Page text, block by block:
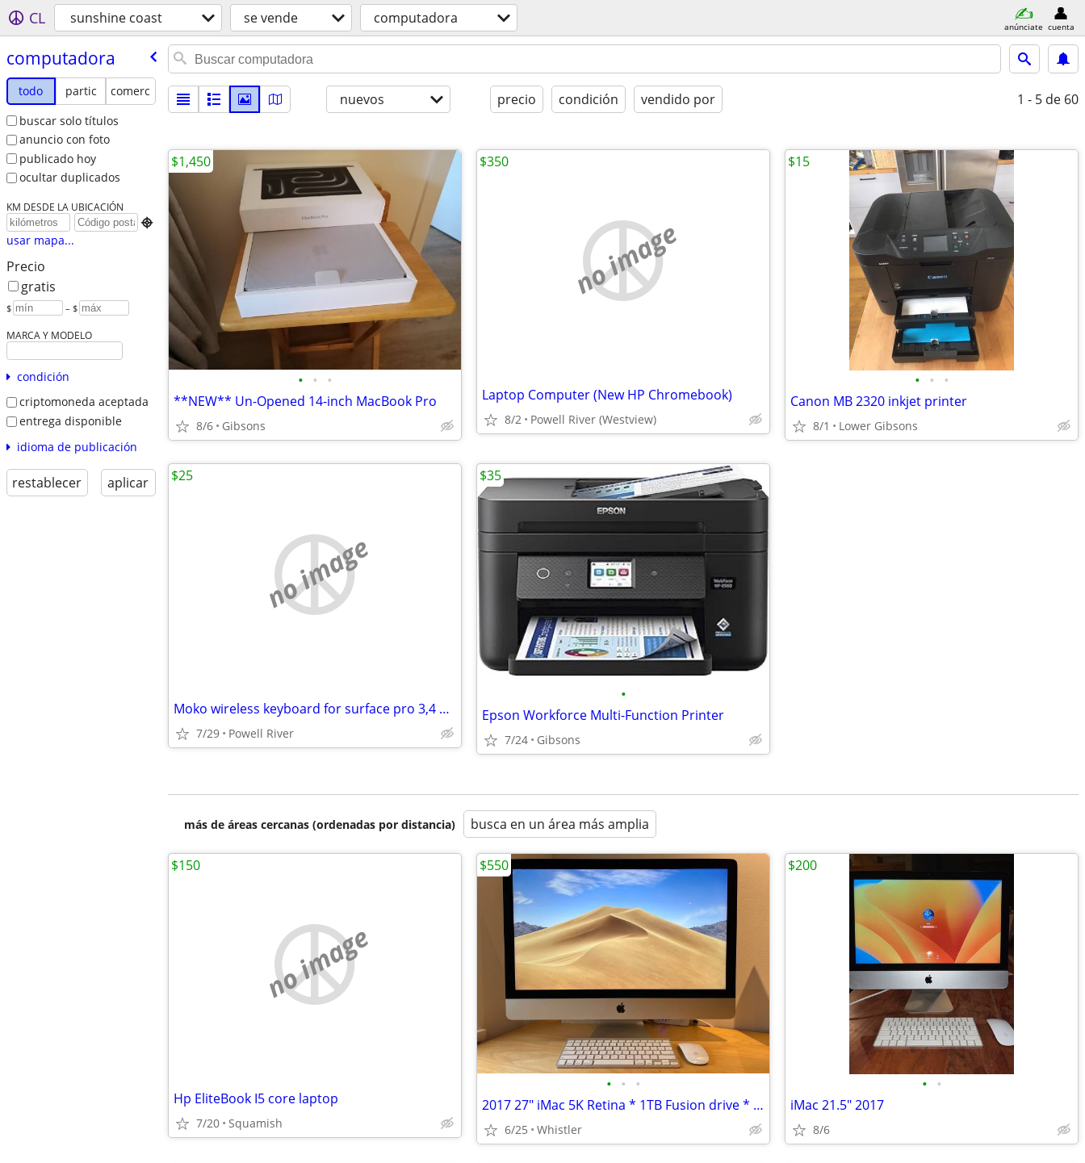
CL sunshine coast se vende computadora anúnciate cuenta
computadora
todo partic
comerc
buscar solo títulos
anuncio con foto
publicado hoy
ocultar duplicados
KM DESDE LA UBICACIÓN

usar mapa...
Precio
gratis
$ – $
MARCA Y MODELO
condición
criptomoneda aceptada
entrega disponible
idioma de publicación
restablecer aplicar
nuevos precio condición vendido por 1 - 5 de 60
• • •
**NEW** Un-Opened 14-inch MacBook Pro
8/6 Gibsons
$1,450
no image
Laptop Computer (New HP Chromebook)
8/2 Powell River (Westview)
$350
• • •
Canon MB 2320 inkjet printer
8/1 Lower Gibsons
$15
no image
Moko wireless keyboard for surface pro 3,4 or 6
7/29 Powell River
$25
•
Epson Workforce Multi-Function Printer
7/24 Gibsons
$35
más de áreas cercanas (ordenadas por distancia) busca en un área más amplia
no image
Hp EliteBook I5 core laptop
7/20 Squamish
$150
• • •
2017 27" iMac 5K Retina * 1TB Fusion drive * 40GB RAM
6/25 Whistler
$550
• •
iMac 21.5" 2017
8/6
$200